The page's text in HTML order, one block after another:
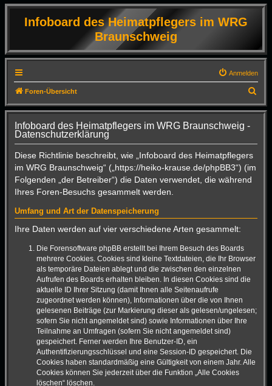
Infoboard des Heimatpflegers im WRG
Braunschweig
Anmelden
Foren-Übersicht
u
Infoboard des Heimatpflegers im WRG Braunschweig -
Datenschutzerklärung
Diese Richtlinie beschreibt, wie „Infoboard des Heimatpflegers
im WRG Braunschweig“ („https://heiko-krause.de/phpBB3“) (im
Folgenden „der Betreiber“) die Daten verwendet, die während
Ihres Foren-Besuchs gesammelt werden.
Umfang und Art der Datenspeicherung
Ihre Daten werden auf vier verschiedene Arten gesammelt:
Die Forensoftware phpBB erstellt bei Ihrem Besuch des Boards
mehrere Cookies. Cookies sind kleine Textdateien, die Ihr Browser
als temporäre Dateien ablegt und die zwischen den einzelnen
Aufrufen des Boards erhalten bleiben. In diesen Cookies sind die
aktuelle ID Ihrer Sitzung (damit Ihnen alle Seitenaufrufe
zugeordnet werden können), Informationen über die von Ihnen
gelesenen Beiträge (zur Markierung dieser als gelesen/ungelesen;
sofern Sie nicht angemeldet sind) sowie Informationen über Ihre
Teilnahme an Umfragen (sofern Sie nicht angemeldet sind)
gespeichert. Ferner werden Ihre Benutzer-ID, ein
Authentifizierungsschlüssel und eine Session-ID gespeichert. Die
Cookies haben standardmäßig eine Gültigkeit von einem Jahr. Alle
Cookies können Sie jederzeit über die Funktion „Alle Cookies
löschen“ löschen.